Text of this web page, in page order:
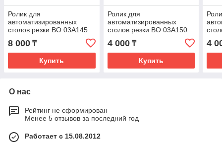
Ролик для
автоматизированных
столов резки BO 03A145
8 000 ₸
Купить
Ролик для
автоматизированных
столов резки BO 03A150
4 000₸
Купить
4
О нас
Рейтинг не сформирован
Менее 5 отзывов за последний год
Работает с 15.08.2012